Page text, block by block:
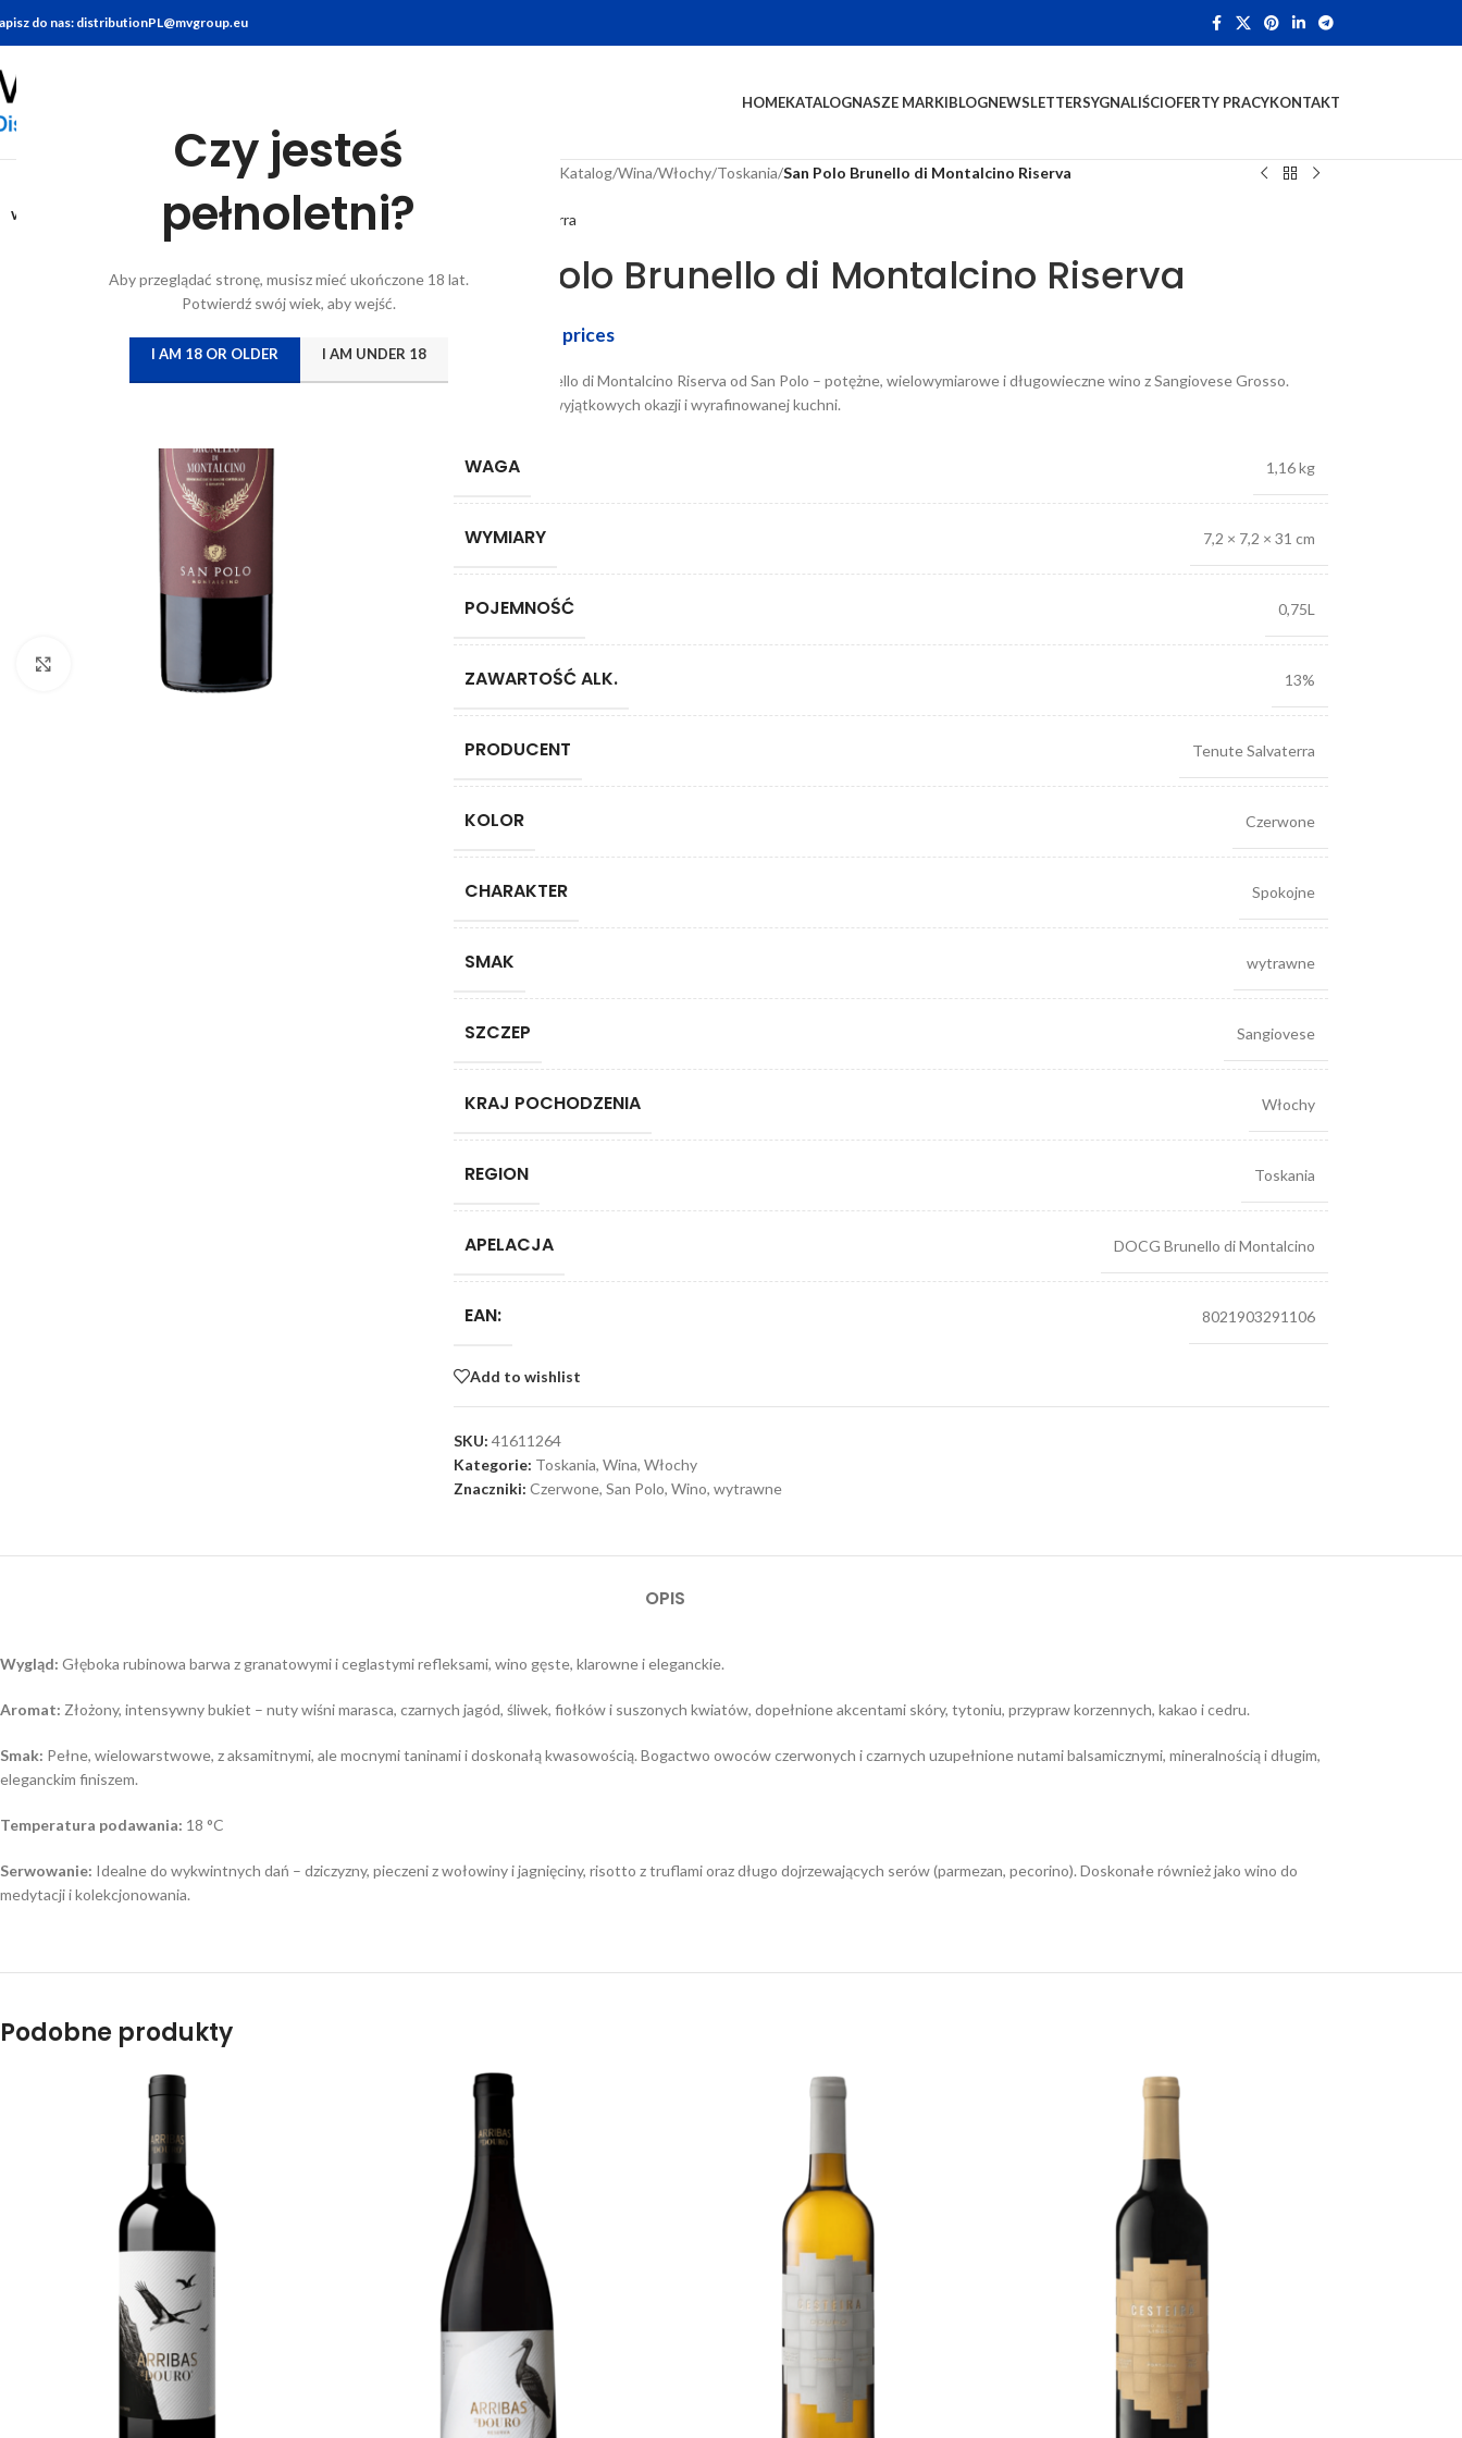
Czy jesteś
pełnoletni?
Aby przeglądać stronę, musisz mieć ukończone 18 lat.
Potwierdź swój wiek, aby wejść.
I AM 18 OR OLDER I AM UNDER 18
do nas: distributionPL@mvgroup.eu
HOMEKATALOGNASZE MARKIBLOGNEWSLETTERSYGNALIŚCIOFERTY PRACYKONTAKT
WYTRAWNE
Katalog/Wina/Włochy/Toskania/San Polo Brunello di Montalcino Riserva
Tenute Salvaterra
San Polo Brunello di Montalcino Riserva
Login to see prices
Ikoniczne Brunello di Montalcino Riserva od San Polo – potężne, wielowymiarowe i długowieczne wino z Sangiovese Grosso.
Stworzone do wyjątkowych okazji i wyrafinowanej kuchni.
WAGA 1,16 kg
WYMIARY 7,2 × 7,2 × 31 cm
POJEMNOŚĆ 0,75L
ZAWARTOŚĆ ALK. 13%
PRODUCENT Tenute Salvaterra
KOLOR Czerwone
CHARAKTER Spokojne
SMAK wytrawne
SZCZEP Sangiovese
KRAJ POCHODZENIA Włochy
REGION Toskania
APELACJA DOCG Brunello di Montalcino
EAN: 8021903291106
Add to wishlist
SKU:41611264
Kategorie: Toskania, Wina, Włochy
Znaczniki: Czerwone, San Polo, Wino, wytrawne
OPIS
Wygląd: Głęboka rubinowa barwa z granatowymi i ceglastymi refleksami, wino gęste, klarowne i eleganckie.
Aromat: Złożony, intensywny bukiet – nuty wiśni marasca, czarnych jagód, śliwek, fiołków i suszonych kwiatów, dopełnione akcentami skóry, tytoniu, przypraw korzennych, kakao i cedru.
Smak: Pełne, wielowarstwowe, z aksamitnymi, ale mocnymi taninami i doskonałą kwasowością. Bogactwo owoców czerwonych i czarnych uzupełnione nutami balsamicznymi, mineralnością i długim,
eleganckim finiszem.
Temperatura podawania: 18 °C
Serwowanie: Idealne do wykwintnych dań – dziczyzny, pieczeni z wołowiny i jagnięciny, risotto z truflami oraz długo dojrzewających serów (parmezan, pecorino). Doskonałe również jako wino do
medytacji i kolekcjonowania.
Podobne produkty